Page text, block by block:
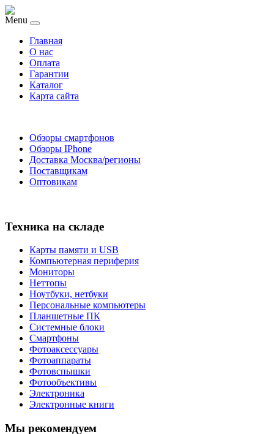
Menu
Главная
O нас
Оплата
Гарантии
Каталог
Карта сайта
Обзоры смартфонов
Обзоры IPhone
Доставка Москва/регионы
Поставщикам
Оптовикам
Техника на складе
Карты памяти и USB
Компьютерная периферия
Мониторы
Неттопы
Ноутбуки, нетбуки
Персональные компьютеры
Планшетные ПК
Системные блоки
Смартфоны
Фотоаксессуары
Фотоаппараты
Фотовспышки
Фотообъективы
Электроника
Электронные книги
Мы рекомендуем